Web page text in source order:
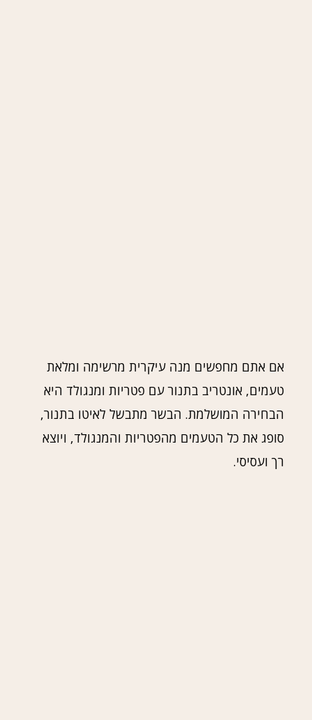
אם אתם מחפשים מנה עיקרית מרשימה ומלאת
טעמים, אונטריב בתנור עם פטריות ומנגולד היא
הבחירה המושלמת. הבשר מתבשל לאיטו בתנור,
סופג את כל הטעמים מהפטריות והמנגולד, ויוצא
רך ועסיסי.